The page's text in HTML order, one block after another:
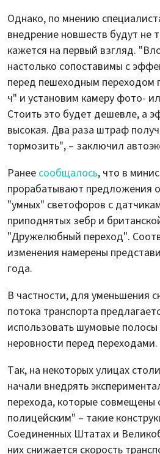
Однако, по мнению
внедрение новшеств будут не
кажется на первый взгляд.
настолько сопоставимы с
перед пешеходным переходом
ч" и установим камеру фото-
Стоить это будет дешевле, а
высокая. Два раза штраф
тормозить", – заключил
Ранее сообщалось, что в
прорабатывают предложения
"умных" светофоров с
приподнятых зебр и
"Дружелюбный переход".
изменения намерены
года.
В частности, для уменьшения
потока транспорта
использовать шумовые полосы
неровности перед переходами.
Так, на некоторых улицах
начали внедрять
перехода, которые совмещены
полицейским" – такие
Соединенных Штатах и
них снижается скорость